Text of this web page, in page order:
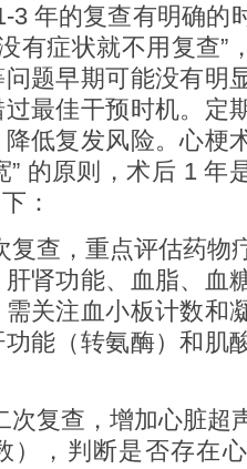
3 年的复查有明确的
有症状就不用复查”
题早期可能没有明
最佳干预时机。定
低复发风险。心梗
” 的原则，术后 1 年
：
复查，重点评估药物
肾功能、血脂、血
关注血小板计数和
能（转氨酶）和肌
次复查，增加心脏超
），判断是否存在